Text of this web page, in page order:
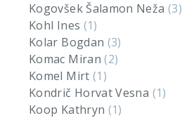
Kogovšek Šalamon Neža (3)
Kohl Ines (1)
Kolar Bogdan (3)
Komac Miran(2)
Komel Mirt (1)
Kondrič Horvat Vesna (1)
Koop Kathryn (1)